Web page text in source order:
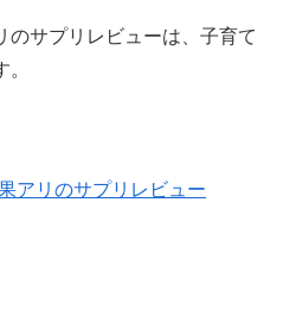
のサプリレビューは、子育て
アリのサプリレビュー